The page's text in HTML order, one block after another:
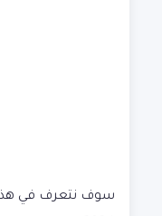
سوف نتعرف في هذا